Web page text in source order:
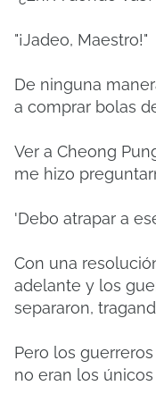
"¡Jadeo, Maestro!"
De ninguna
a comprar bolas
Ver a Cheong
me hizo
'Debo atrapar a
Con una
adelante y los
separaron,
Pero los
no eran los